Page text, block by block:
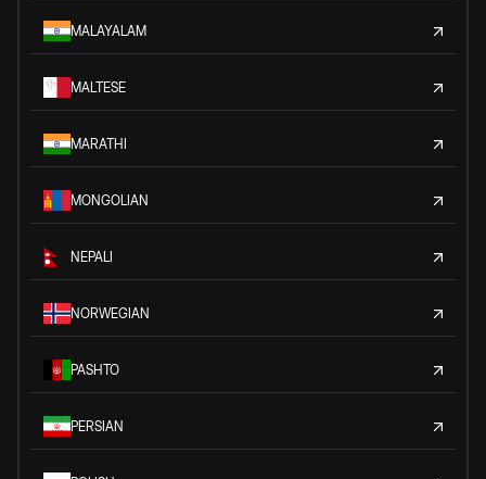
MALAYALAM
MALTESE
MARATHI
MONGOLIAN
NEPALI
NORWEGIAN
PASHTO
PERSIAN